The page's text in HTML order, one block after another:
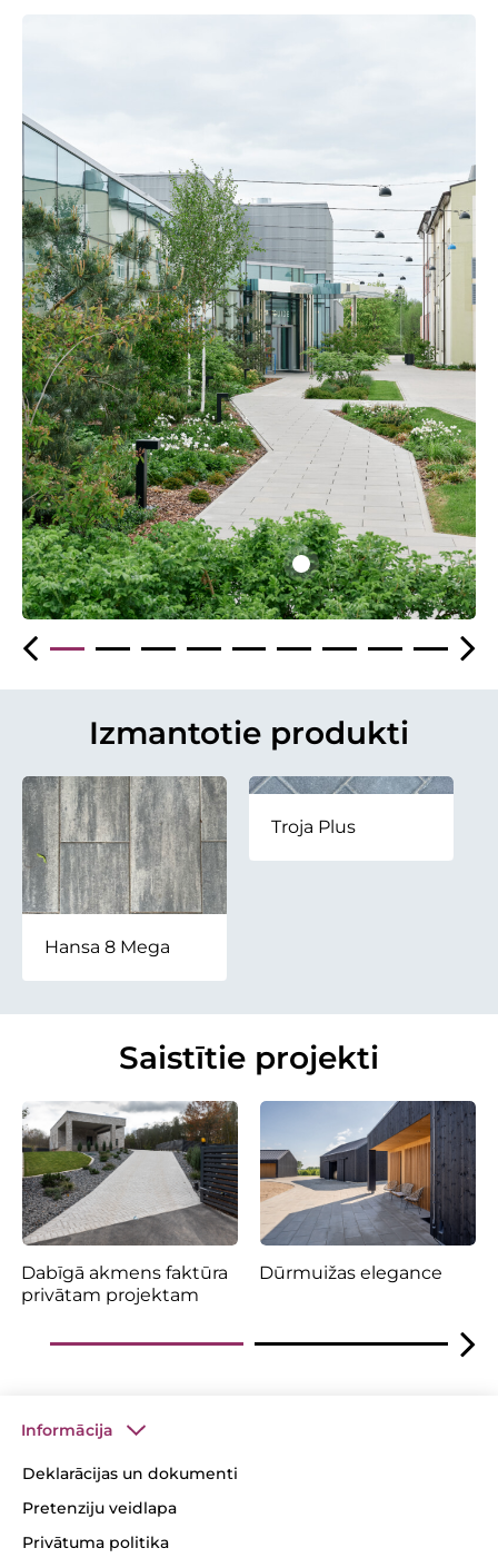
Izmantotie produkti
Hansa 8 Mega
Troja Plus
Saistītie projekti
Dabīgā akmens faktūra
privātam projektam
Dūrmuižas elegance
Informācija
Deklarācijas un dokumenti
Pretenziju veidlapa
Privātuma politika